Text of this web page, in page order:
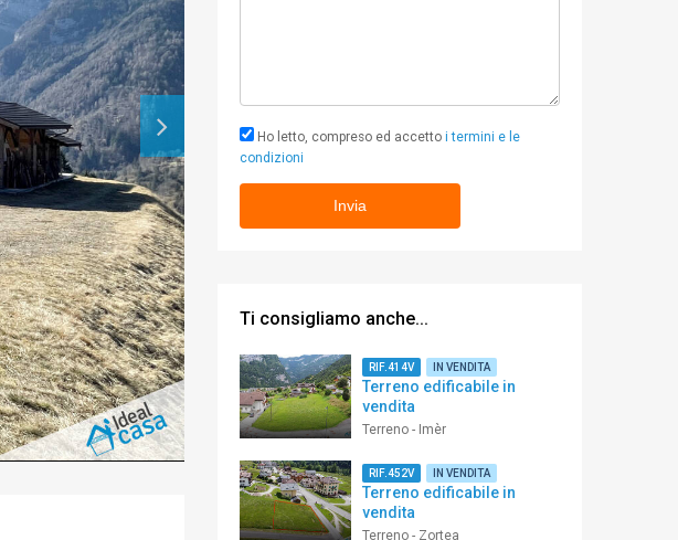
Ho letto, compreso ed accetto i termini e le
condizioni
Ti consigliamo anche...
RIF.414V IN VENDITA
Terreno edificabile in
vendita
Terreno - Imèr
RIF.452V IN VENDITA
Terreno edificabile in
vendita
Terreno - Zortea